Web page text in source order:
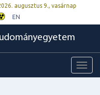
augusztus 9., vasárnap
EN